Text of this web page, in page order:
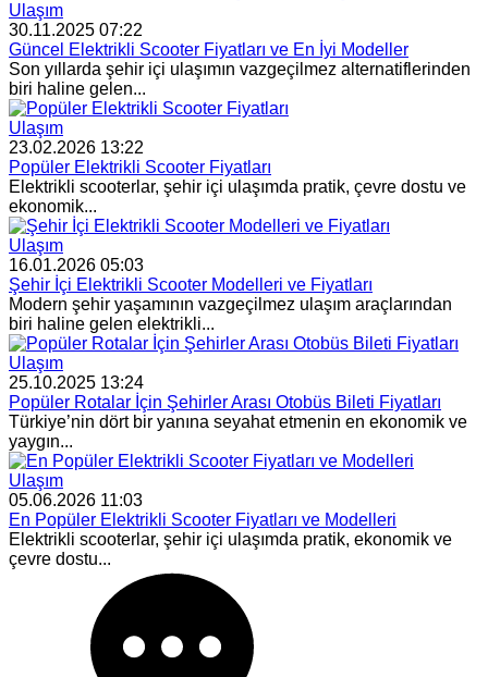
Ulaşım
30.11.2025 07:22
Güncel Elektrikli Scooter Fiyatları ve En İyi Modeller
Son yıllarda şehir içi ulaşımın vazgeçilmez alternatiflerinden
biri haline gelen...
Ulaşım
23.02.2026 13:22
Popüler Elektrikli Scooter Fiyatları
Elektrikli scooterlar, şehir içi ulaşımda pratik, çevre dostu ve
ekonomik...
Ulaşım
16.01.2026 05:03
Şehir İçi Elektrikli Scooter Modelleri ve Fiyatları
Modern şehir yaşamının vazgeçilmez ulaşım araçlarından
biri haline gelen elektrikli...
Ulaşım
25.10.2025 13:24
Popüler Rotalar İçin Şehirler Arası Otobüs Bileti Fiyatları
Türkiye’nin dört bir yanına seyahat etmenin en ekonomik ve
yaygın...
Ulaşım
05.06.2026 11:03
En Popüler Elektrikli Scooter Fiyatları ve Modelleri
Elektrikli scooterlar, şehir içi ulaşımda pratik, ekonomik ve
çevre dostu...